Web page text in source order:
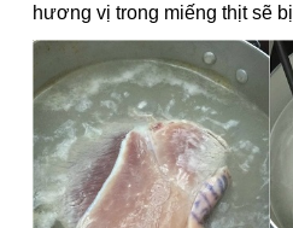
hương vị trong miếng thịt sẽ